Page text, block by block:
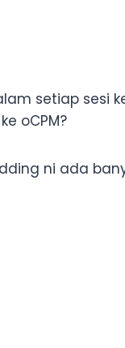
setiap sesi
oCPM?
ni ada